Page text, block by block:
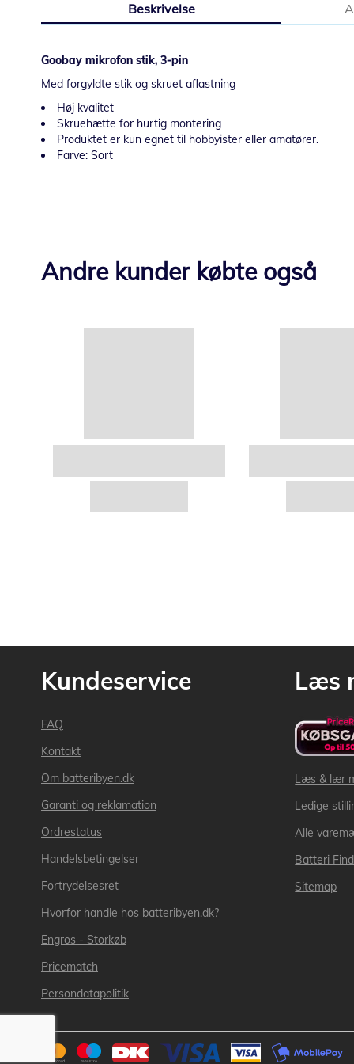
af
Beskrivelse
Goobay mikrofon stik, 3-pin
Med forgyldte stik og skruet aflastning
Høj kvalitet
Skruehætte for hurtig montering
Produktet er kun egnet til hobbyister eller amatører.
Farve: Sort
Andre kunder købte også
Kundeservice
FAQ
Kontakt
Om batteribyen.dk
Garanti og reklamation
Ordrestatus
Handelsbetingelser
Fortrydelsesret
Hvorfor handle hos batteribyen.dk?
Engros - Storkøb
Pricematch
Persondatapolitik
Læs
Læs & lær
Ledige
Alle
Batteri
Sitemap